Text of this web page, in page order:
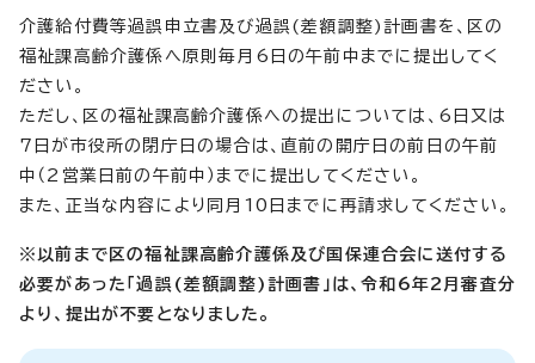
介護給付費等過誤申立書及び過誤(差額調整)計画書を、区の
福祉課高齢介護係へ原則毎月6日の午前中までに提出してく
ださい。
ただし、区の福祉課高齢介護係への提出については、6日又は
7日が市役所の閉庁日の場合は、直前の開庁日の前日の午前
中（2営業日前の午前中）までに提出してください。
また、正当な内容により同月10日までに再請求してください。
※以前まで区の福祉課高齢介護係及び国保連合会に送付する
必要があった「過誤(差額調整)計画書」は、令和6年2月審査分
より、提出が不要となりました。